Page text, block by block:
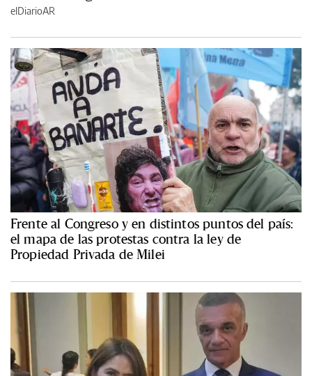
elDiarioAR
Frente al Congreso y en distintos puntos del país:
el mapa de las protestas contra la ley de
Propiedad Privada de Milei